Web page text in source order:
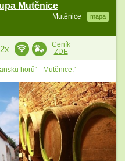
Mutěnice
Mutěnice mapa
2x
Ceník
ZDE
horů“ - Mutěnice.“